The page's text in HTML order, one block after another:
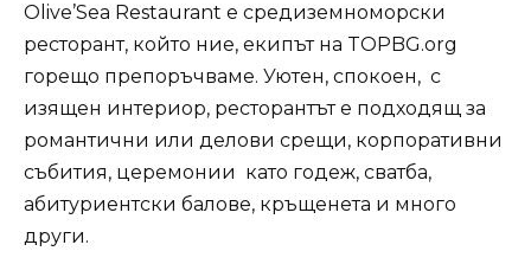
Olive’Sea Restaurant е средиземноморски
ресторант, който ние, екипът на TOPBG.org
горещо препоръчваме. Уютен, спокоен, с
изящен интериор, ресторантът е подходящ за
романтични или делови срещи, корпоративни
събития, церемонии като годеж, сватба,
абитуриентски балове, кръщенета и много
други.